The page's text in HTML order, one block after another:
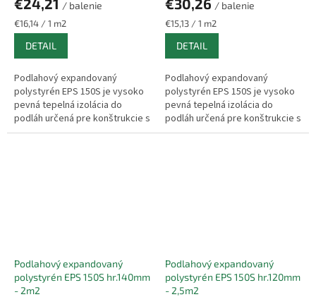
/ balenie
Jednotková
cena:
€16,14 / 1 m2
DETAIL
Podlahový expandovaný
polystyrén EPS 150S je vysoko
pevná tepelná izolácia do
podláh určená pre konštrukcie s
vyšším zaťažením. Vyniká
/ balenie
Jednotková
cena:
€15,13 / 1 m2
DETAIL
Podlahový expandovaný
polystyrén EPS 150S je vysoko
pevná tepelná izolácia do
podláh určená pre konštrukcie s
vyšším zaťažením. Vyniká
Podlahový expandovaný
polystyrén EPS 150S hr.140mm
- 2m2
Podlahový expandovaný
polystyrén EPS 150S hr.120mm
- 2,5m2